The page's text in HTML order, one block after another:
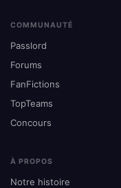
COMMUNAUTÉ
Passlord
Forums
FanFictions
TopTeams
Concours
À PROPOS
Notre histoire